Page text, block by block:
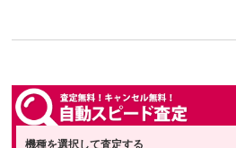
機種を選択して査定する